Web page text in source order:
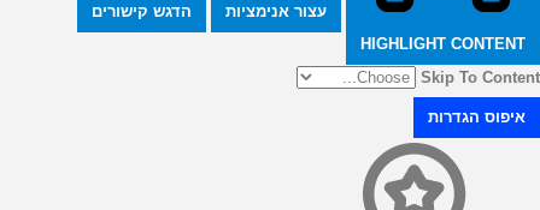
HIGHLIGHT CONTENT
עצור אנימציות הדגש קישורים
Skip To Content
איפוס הגדרות